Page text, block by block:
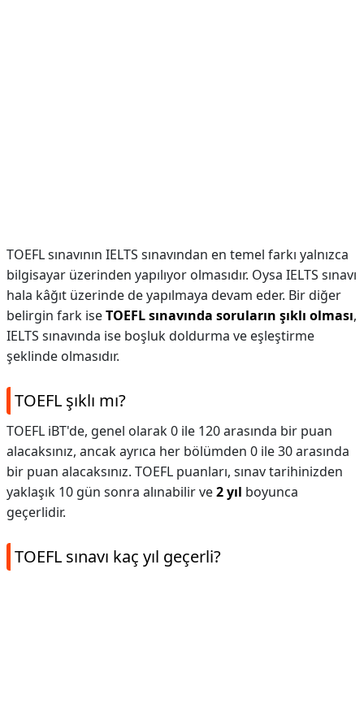
TOEFL sınavının IELTS sınavından en temel farkı yalnızca
bilgisayar üzerinden yapılıyor olmasıdır. Oysa IELTS sınavı
hala kâğıt üzerinde de yapılmaya devam eder. Bir diğer
belirgin fark iseTOEFL sınavında soruların şıklı olması,
IELTS sınavında ise boşluk doldurma ve eşleştirme
şeklinde olmasıdır.
TOEFL şıklı mı?
TOEFL iBT'de, genel olarak 0 ile 120 arasında bir puan
alacaksınız, ancak ayrıca her bölümden 0 ile 30 arasında
bir puan alacaksınız. TOEFL puanları, sınav tarihinizden
yaklaşık 10 gün sonra alınabilir ve2 yıl boyunca
geçerlidir.
TOEFL sınavı kaç yıl geçerli?